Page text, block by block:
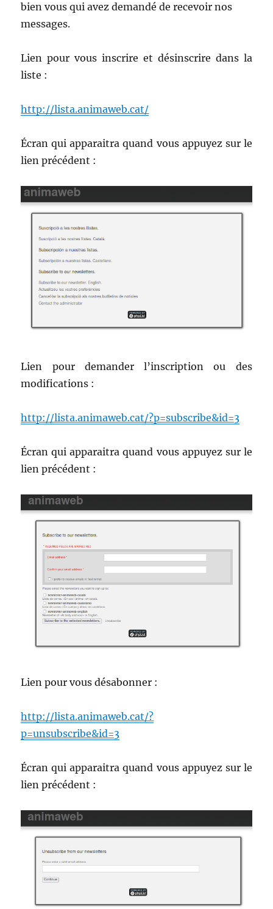
bien vous qui avez demandé de recevoir nos
messages.
Lien pour vous inscrire et désinscrire dans la
liste :
http://lista.animaweb.cat/
Écran qui apparaitra quand vous appuyez sur le
lien précédent :
Lien pour demander l’inscription ou des
modifications :
http://lista.animaweb.cat/?p=subscribe&id=3
Écran qui apparaitra quand vous appuyez sur le
lien précédent :
Lien pour vous désabonner :
http://lista.animaweb.cat/?
p=unsubscribe&id=3
Écran qui apparaitra quand vous appuyez sur le
lien précédent :